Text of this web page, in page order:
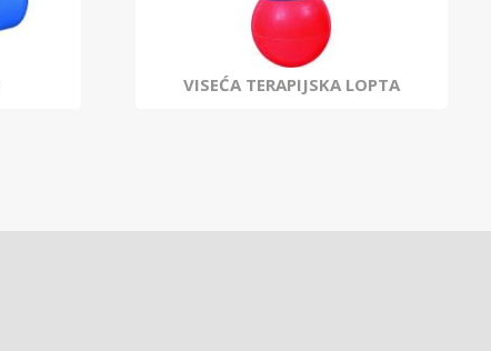
VISEĆA TERAPIJSKA LOPTA